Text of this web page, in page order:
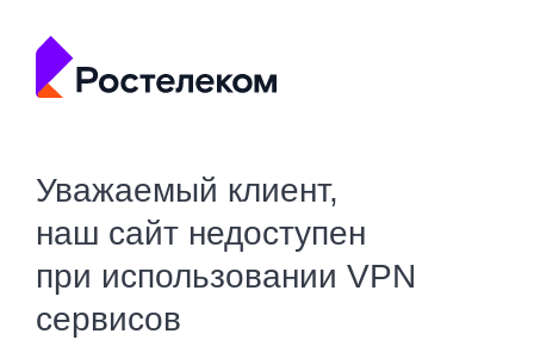
Уважаемый клиент,
наш сайт недоступен
при использовании VPN
сервисов